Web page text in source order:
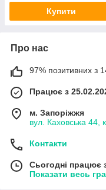
Купити
Про нас
97% позитивних з
Працює з
м. Запоріжжя
вул. Каховська 44,
Контакти
Сьогодні працює
Показати весь